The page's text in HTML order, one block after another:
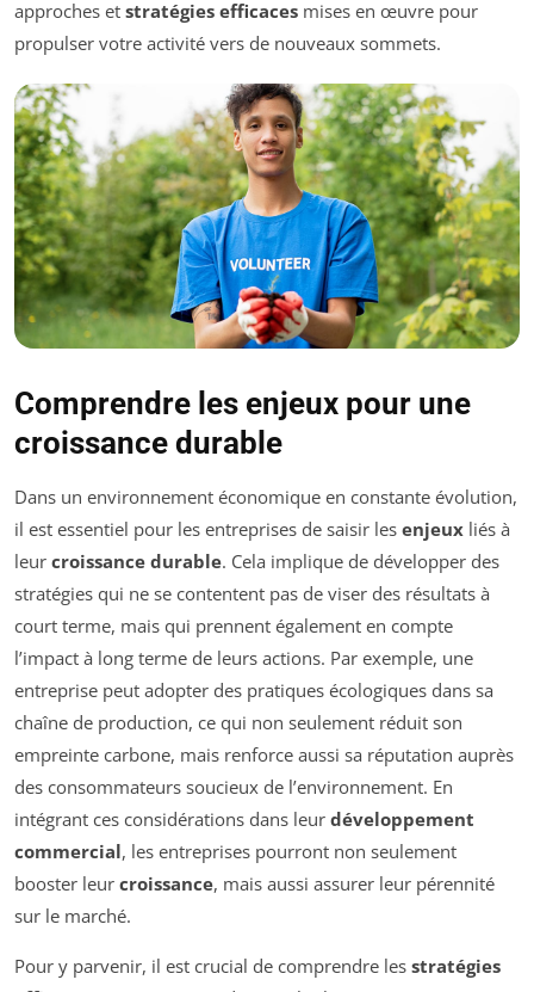
approches et stratégies efficaces mises en œuvre pour
propulser votre activité vers de nouveaux sommets.
Comprendre les enjeux pour une
croissance durable
Dans un environnement économique en constante évolution,
il est essentiel pour les entreprises de saisir les enjeux liés à
leur croissance durable. Cela implique de développer des
stratégies qui ne se contentent pas de viser des résultats à
court terme, mais qui prennent également en compte
l’impact à long terme de leurs actions. Par exemple, une
entreprise peut adopter des pratiques écologiques dans sa
chaîne de production, ce qui non seulement réduit son
empreinte carbone, mais renforce aussi sa réputation auprès
des consommateurs soucieux de l’environnement. En
intégrant ces considérations dans leur développement
commercial, les entreprises pourront non seulement
booster leur croissance, mais aussi assurer leur pérennité
sur le marché.
Pour y parvenir, il est crucial de comprendre les stratégies